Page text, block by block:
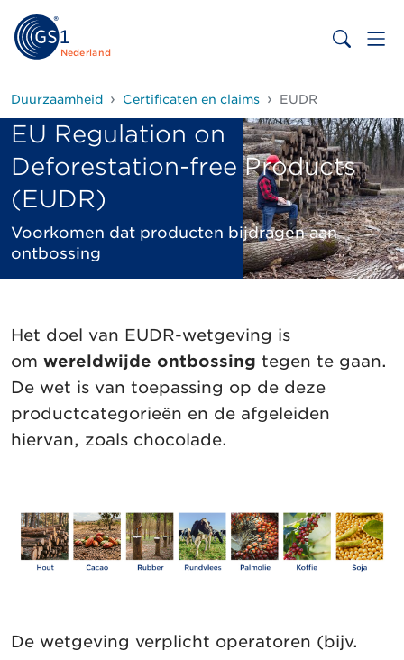
Nederland
Duurzaamheid Certificaten en claims EUDR
EU Regulation on
Deforestation-free Products
(EUDR)
Voorkomen dat producten bijdragen aan
ontbossing
Het doel van EUDR-wetgeving is
om wereldwijde ontbossing tegen te gaan.
De wet is van toepassing op de deze
productcategorieën en de afgeleiden
hiervan, zoals chocolade.
De wetgeving verplicht operatoren (bijv.